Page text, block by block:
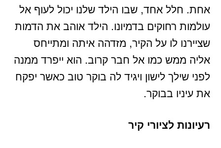
אחת. חלל אחד, שבו הילד שלנו יכול לעוף אל
עולמות רחוקים בדמיונו. הילד אוהב את הדמות
שציירנו לו על הקיר, מזדהה איתה ומתייחס
אליה ממש כמו אל חבר קרוב. הוא ייפרד ממנה
לפני שילך לישון ויגיד לה בוקר טוב כאשר יפקח
את עיניו בבוקר.
רעיונות לציורי קיר